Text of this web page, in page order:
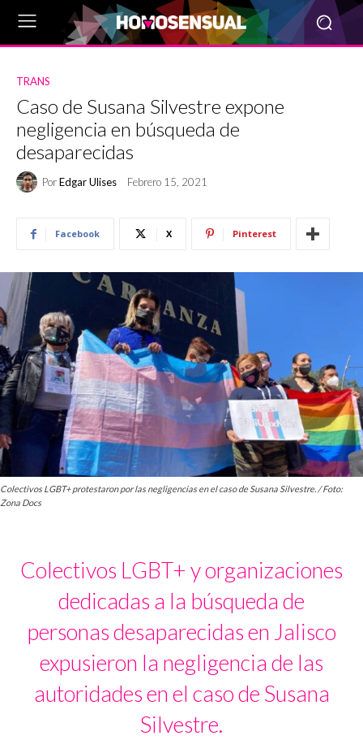
TRANS
Caso de Susana Silvestre expone
negligencia en búsqueda de
desaparecidas
PorEdgar Ulises Febrero 15, 2021
Facebook X Pinterest
Colectivos LGBT+ protestaron por las negligencias en el caso de Susana Silvestre. / Foto:
Zona Docs
Colectivos LGBT+ y organizaciones
dedicadas a la búsqueda de
personas desaparecidas en Jalisco
expusieron la negligencia de las
autoridades en el caso de Susana
Silvestre.